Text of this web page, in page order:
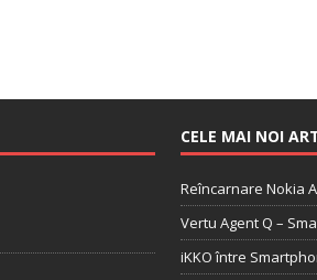
CELE MAI NOI
Reîncarnare Nokia
Vertu Agent Q –
iKKO între